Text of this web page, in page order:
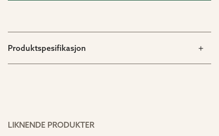
Produktspesifikasjon
LIKNENDE PRODUKTER